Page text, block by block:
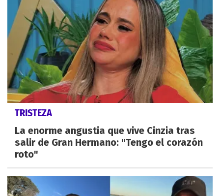
TRISTEZA
La enorme angustia que vive Cinzia tras
salir de Gran Hermano: "Tengo el corazón
roto"